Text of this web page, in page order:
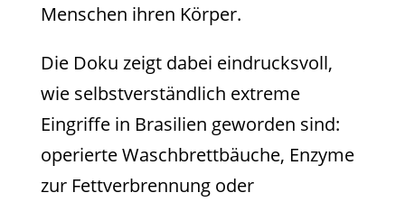
Menschen ihren Körper.
Die Doku zeigt dabei eindrucksvoll,
wie selbstverständlich extreme
Eingriffe in Brasilien geworden sind:
operierte Waschbrettbäuche, Enzyme
zur Fettverbrennung oder